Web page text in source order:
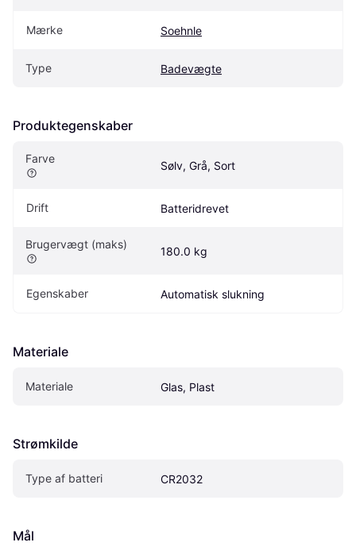
Mærke Soehnle
Type Badevægte
Produktegenskaber
Farve
Sølv, Grå, Sort
Drift Batteridrevet
Brugervægt (maks)
180.0 kg
Egenskaber Automatisk slukning
Materiale
Materiale Glas, Plast
Strømkilde
Type af batteri CR2032
Mål